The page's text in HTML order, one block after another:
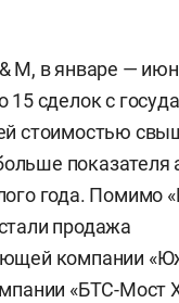
M, в январе —
15 сделок с
стоимостью
показателя
года. Помимо
продажа
компании
«БТС-Мост